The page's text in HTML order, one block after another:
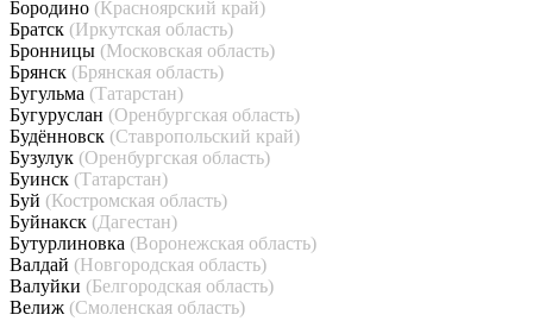
Бородино (Красноярский край)
Братск (Иркутская область)
Бронницы (Московская область)
Брянск (Брянская область)
Бугульма (Татарстан)
Бугуруслан (Оренбургская область)
Будённовск (Ставропольский край)
Бузулук (Оренбургская область)
Буинск (Татарстан)
Буй (Костромская область)
Буйнакск (Дагестан)
Бутурлиновка (Воронежская область)
Валдай (Новгородская область)
Валуйки (Белгородская область)
Велиж (Смоленская область)